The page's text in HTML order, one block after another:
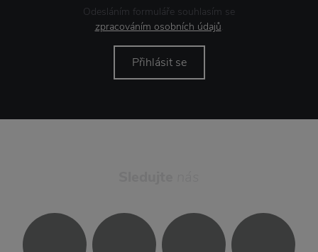
Odesláním formuláře souhlasím se
zpracováním osobních údajů.
Přihlásit se